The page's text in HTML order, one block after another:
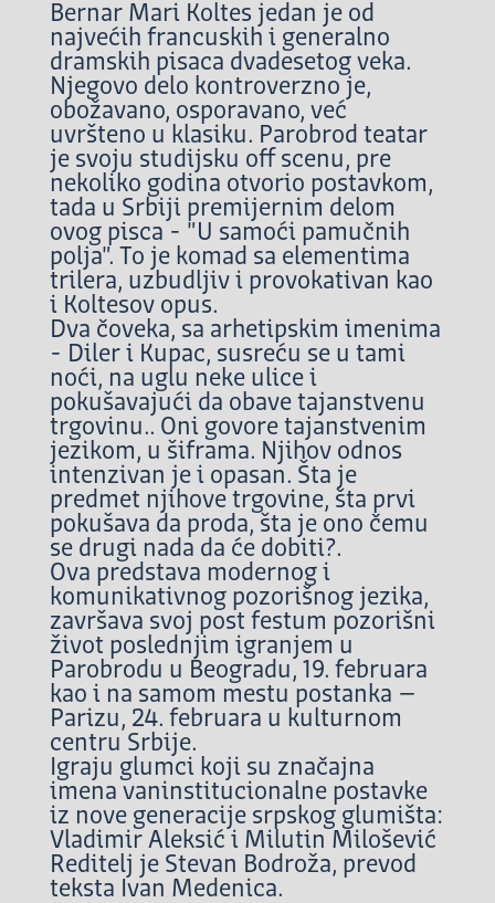
Bernar Mari Koltes jedan je od
najvećih francuskih i generalno
dramskih pisaca dvadesetog veka.
Njegovo delo kontroverzno je,
obožavano, osporavano, već
uvršteno u klasiku. Parobrod teatar
je svoju studijsku off scenu, pre
nekoliko godina otvorio postavkom,
tada u Srbiji premijernim delom
ovog pisca - "U samoći pamučnih
polja". To je komad sa elementima
trilera, uzbudljiv i provokativan kao
i Koltesov opus.
Dva čoveka, sa arhetipskim imenima
- Diler i Kupac, susreću se u tami
noći, na uglu neke ulice i
pokušavajući da obave tajanstvenu
trgovinu.. Oni govore tajanstvenim
jezikom, u šiframa. Njihov odnos
intenzivan je i opasan. Šta je
predmet njihove trgovine, šta prvi
pokušava da proda, šta je ono čemu
se drugi nada da će dobiti?.
Ova predstava modernog i
komunikativnog pozorišnog jezika,
završava svoj post festum pozorišni
život poslednjim igranjem u
Parobrodu u Beogradu, 19. februara
kao i na samom mestu postanka –
Parizu, 24. februara u kulturnom
centru Srbije.
Igraju glumci koji su značajna
imena vaninstitucionalne postavke
iz nove generacije srpskog glumišta:
Vladimir Aleksić i Milutin Milošević
Reditelj je Stevan Bodroža, prevod
teksta Ivan Medenica.